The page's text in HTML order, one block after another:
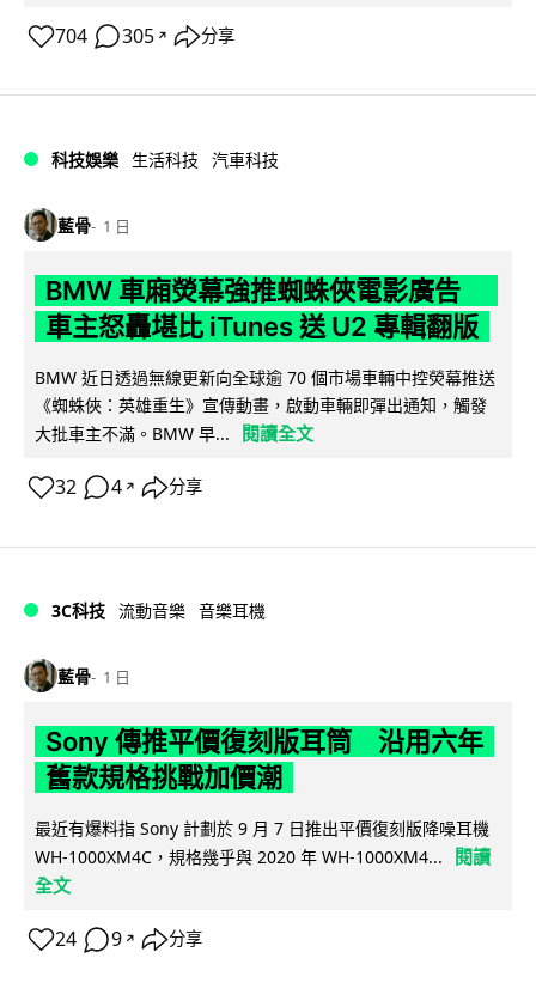
704 305 ↗ 分享
科技娛樂 生活科技 汽車科技
藍骨 1 日
BMW 車廂熒幕強推蜘蛛俠電影廣告
車主怒轟堪比 iTunes 送 U2 專輯翻版
BMW 近日透過無線更新向全球逾 70 個市場車輛中控熒幕推送
《蜘蛛俠：英雄重生》宣傳動畫，啟動車輛即彈出通知，觸發
大批車主不滿。BMW 早...
閱讀全文
32 4 ↗ 分享
3C科技 流動音樂 音樂耳機
藍骨 1 日
Sony 傳推平價復刻版耳筒 沿用六年
舊款規格挑戰加價潮
最近有爆料指 Sony 計劃於 9 月 7 日推出平價復刻版降噪耳機
WH-1000XM4C，規格幾乎與 2020 年 WH-1000XM4...
閱讀
全文
24 9 ↗ 分享